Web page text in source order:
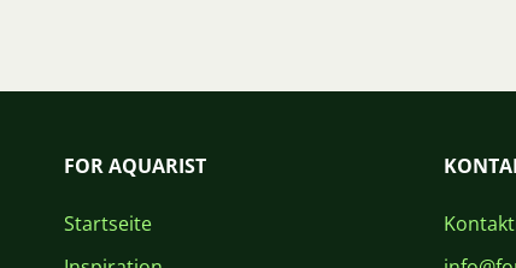
FOR AQUARIST
Startseite